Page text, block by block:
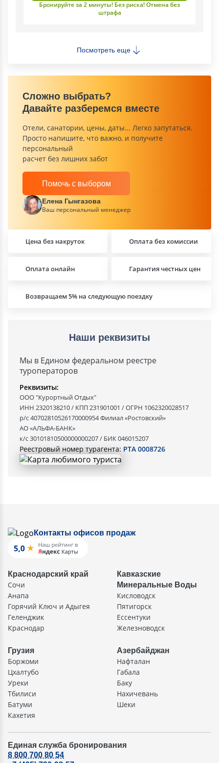
Бронируйте за 2 минуты! Без риска! Отмена без
штрафа
Посмотреть еще
Сложно выбрать?
Давайте разберемся вместе
Отели, санатории, цены, даты... Легко запутаться.
Просто напишите, что важно, и получите
персональный
расчет без лишних забот
Помочь с выбором
Елена Гынгазова
Ваш персональный менеджер
Цена без накруток Оплата без комиссии
Возвращаем 5% на следующую поездку
Оплата онлайн Гарантия честных цен
Наши реквизиты
Мы в Едином федеральном реестре
туроператоров
Реквизиты:
ООО "Курортный Отдых"
ИНН 2320138210 / КПП 231901001 / ОГРН 1062320028517
р/с 40702810526170000954 Филиал «Ростовский»
АО «АЛЬФА-БАНК»
к/с 30101810500000000207 / БИК 046015207
Реестровый номер турагента: РТА 0008726
Контакты офисов продаж
Краснодарский край
Сочи
Анапа
Горячий Ключ и Адыгея
Геленджик
Краснодар
Кавказские
Минеральные Воды
Кисловодск
Пятигорск
Ессентуки
Железноводск
Грузия
Боржоми
Цхалтубо
Уреки
Тбилиси
Батуми
Кахетия
Азербайджан
Нафталан
Габала
Баку
Нахичевань
Шеки
Единая служба бронирования
8 800 700 80 54